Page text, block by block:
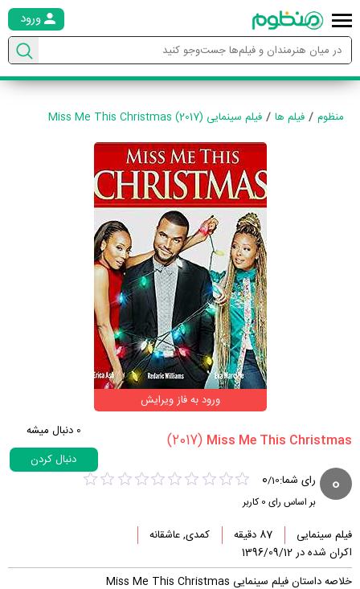
ورود
منظوم فیلم ها فیلم سینمایی Miss Me This Christmas (2017)
ورود به فاز ویرایش
(2017)
0 دنبال میشه
دنبال کردن
0 رای شما: 0/10
بر اساس رای 0کاربر
فیلم سینمایی 87 دقیقه
کمدی, عاشقانه
اکران شده در 1396/09/12
خلاصه داستان فیلم سینمایی Miss Me This Christmas